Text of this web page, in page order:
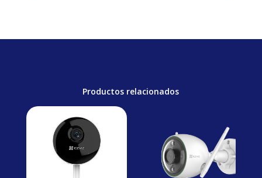
Productos relacionados